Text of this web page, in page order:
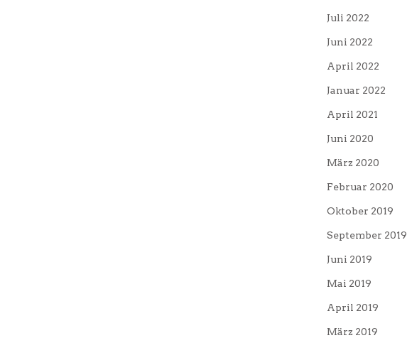
Juli 2022
Juni 2022
April 2022
Januar 2022
April 2021
Juni 2020
März 2020
Februar 2020
Oktober 2019
September 2019
Juni 2019
Mai 2019
April 2019
März 2019